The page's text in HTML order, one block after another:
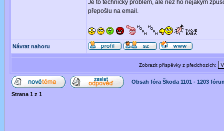
Je to technický problém, ale než ho nějakým
přepošlu na email.
Návrat nahoru
Zobrazit příspěvky z předchozích:
Obsah fóra Škoda 1101 - 1203
Strana 1 z 1